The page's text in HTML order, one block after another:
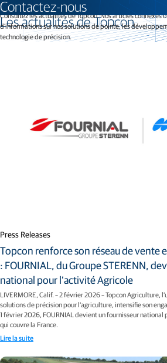
Contactez-nous
Les actualités de Topcon
Consultez les actualités de Topcon. Nos articles
d'informations sur nos solutions de pointe, les
technologie de précision.
Press Releases
Topcon renforce son réseau de vente
: FOURNIAL, du Groupe STERENN,
national pour l’activité Agricole
LIVERMORE, Calif. – 2 février 2026 – Topcon Agriculture,
solutions de précision pour l’agriculture, intensifie son
1 février 2026, FOURNIAL devient un fournisseur national
qui couvre la France.
Lire la suite